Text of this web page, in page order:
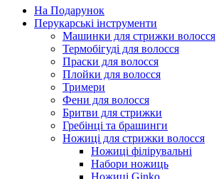
На Подарунок
Перукарські інструменти
Машинки для стрижки волосся
Термобігуді для волосся
Праски для волосся
Плойки для волосся
Тримери
Фени для волосся
Бритви для стрижки
Гребінці та брашинги
Ножиці для стрижки волосся
Ножиці філірувальні
Набори ножиць